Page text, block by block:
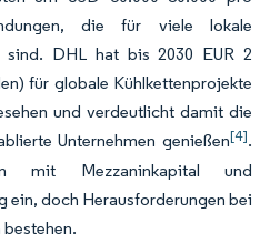
die für viele lokale
sind. DHL hat bis 2030 EUR 2
für globale Kühlkettenprojekte
und verdeutlicht damit die
Unternehmen genießen[4].
mit Mezzaninkapital und
ein, doch Herausforderungen bei